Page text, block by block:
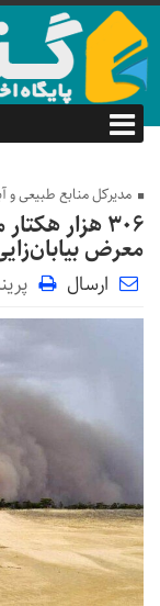
مدیرکل منابع طبیعی و
۳۰۶ هزار
معرض
ارسال